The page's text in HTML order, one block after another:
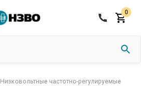
0
Низковольтные частотно-регулируемые